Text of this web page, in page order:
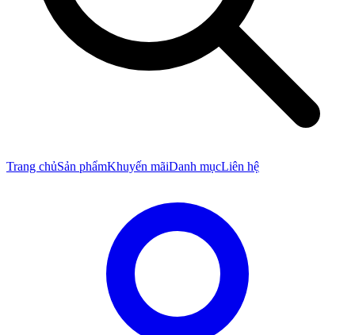
Trang chủSản phẩmKhuyến mãiDanh mụcLiên hệ